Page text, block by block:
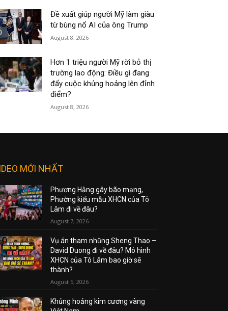
Đề xuất giúp người Mỹ làm giàu
từ bùng nổ AI của ông Trump
August 8, 2026
Hơn 1 triệu người Mỹ rời bỏ thị
trường lao động: Điều gì đang
đẩy cuộc khủng hoảng lên đỉnh
điểm?
August 8, 2026
MỚI NHẤT
Phương Hằng gây bão mạng,
Phường kiểu mẫu XHCN của Tô
Lâm đi về đâu?
August 7, 2026
Vụ án tham nhũng Sheng Thao –
David Duong đi về đâu? Mô hình
XHCN của Tô Lâm bao giờ sẽ
thành?
August 5, 2026
Khủng hoảng kim cương vàng